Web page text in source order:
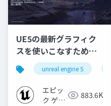
UE5の最新グラフィク
スを使いこなすための4
個の勘所
[CEDEC+KYUSHU
2023]
unreal engine 5
エピッ
ク ゲー
883.6K